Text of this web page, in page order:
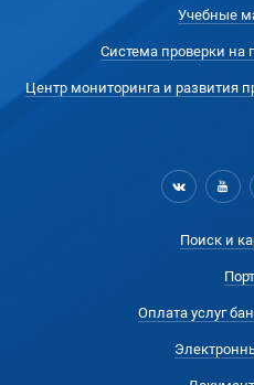
Учебные
Система проверки на
Центр мониторинга и развития
Поиск и
Оплата услуг